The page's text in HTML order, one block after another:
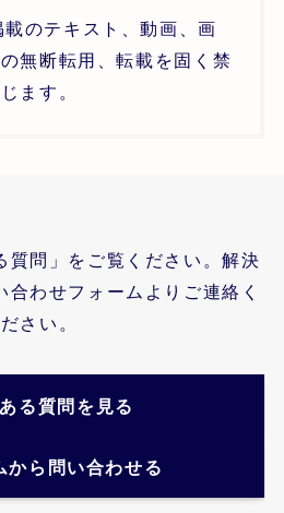
のテキスト、動画、画
無断転用、転載を固く禁
じます。
質問」をご覧ください。解決
合わせフォームよりご連絡く
ださい。
る質問を見る
から問い合わせる